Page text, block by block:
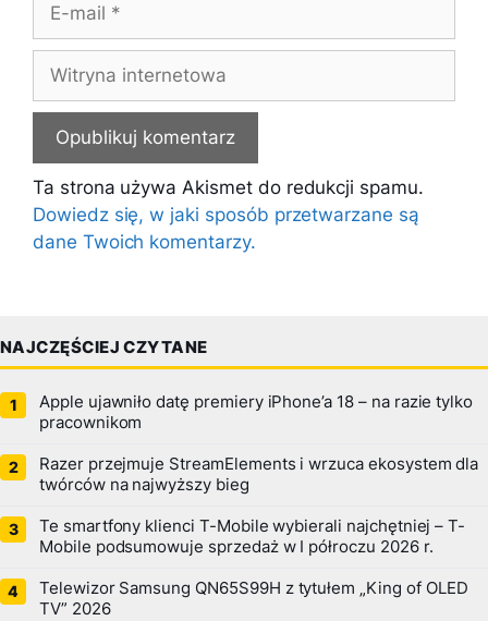
mail
internetowa
Ta strona używa Akismet do redukcji spamu.
Dowiedz się, w jaki sposób przetwarzane są
dane Twoich komentarzy.
NAJCZĘŚCIEJ CZYTANE
Apple ujawniło datę premiery iPhone’a 18 – na razie tylko
pracownikom
Razer przejmuje StreamElements i wrzuca ekosystem dla
twórców na najwyższy bieg
Te smartfony klienci T-Mobile wybierali najchętniej – T-
Mobile podsumowuje sprzedaż w I półroczu 2026 r.
Telewizor Samsung QN65S99H z tytułem „King of OLED
TV” 2026